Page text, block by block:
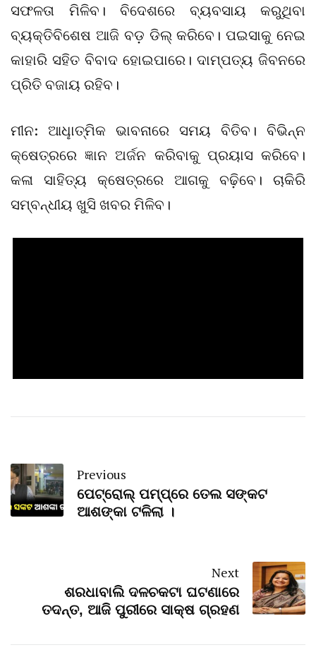
ସଫଳତା ମିଳିବ। ବିଦେଶରେ ବ୍ୟବସାୟ କରୁଥିବା
ବ୍ୟକ୍ତିବିଶେଷ ଆଜି ବଡ଼ ଡିଲ୍‌ କରିବେ। ପଇସାକୁ ନେଇ
କାହାରି ସହିତ ବିବାଦ ହୋଇପାରେ। ଦାମ୍ପତ୍ୟ ଜିବନରେ
ପ୍ରିତି ବଜାୟ ରହିବ।
ମୀନ: ଆଧୢାତ୍ମିକ ଭାବନାରେ ସମୟ ବିତିବ। ବିଭିନ୍ନ
କ୍ଷେତ୍ରରେ ଜ୍ଞାନ ଅର୍ଜନ କରିବାକୁ ପ୍ରୟାସ କରିବେ।
କଳା ସାହିତ୍ୟ କ୍ଷେତ୍ରରେ ଆଗକୁ ବଢ଼ିବେ। ଚାକିରି
ସମ୍ବନ୍ଧୀୟ ଖୁସି ଖବର ମିଳିବ।
Previous
ପେଟ୍ରୋଲ୍ ପମ୍ପ୍‌ରେ ତେଲ ସଙ୍କଟ
ଆଶଙ୍କା ଟଳିଲା ।
Next
ଶରଧାବାଲି ଦଳଚକଟା ଘଟଣାରେ
ତଦନ୍ତ, ଆଜି ପୁରୀରେ ସାକ୍ଷ ଗ୍ରହଣ